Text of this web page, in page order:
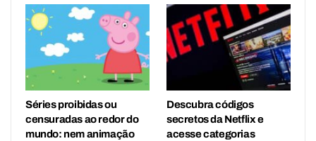
Séries proibidas ou
censuradas ao redor do
mundo: nem animação
Descubra códigos
secretos da Netflix e
acesse categorias